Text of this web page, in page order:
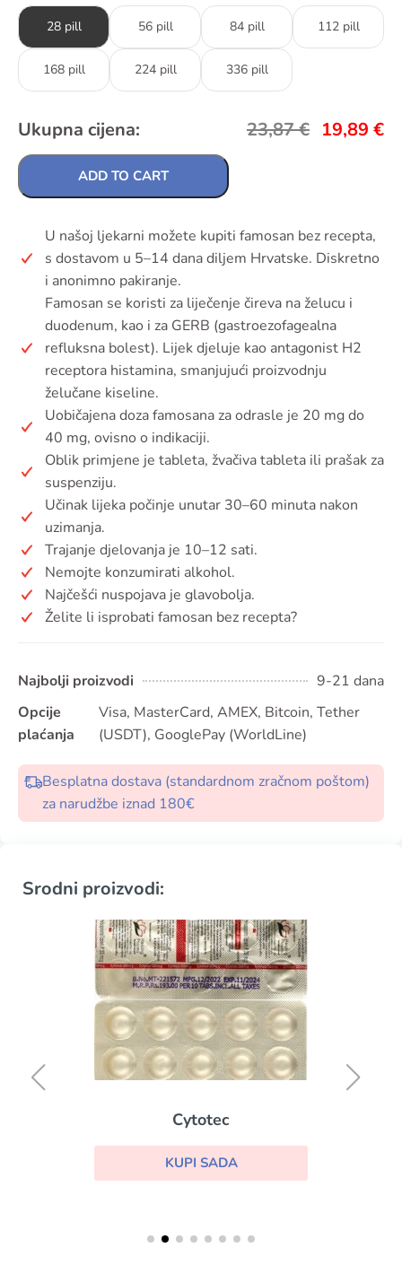
28 pill 56 pill 84 pill 112 pill
168 pill 224 pill 336 pill
Ukupna cijena: 23,87€ 19,89 €
ADD TO CART
U našoj ljekarni možete kupiti famosan bez recepta,
s dostavom u 5–14 dana diljem Hrvatske. Diskretno
i anonimno pakiranje.
Famosan se koristi za liječenje čireva na želucu i
duodenum, kao i za GERB (gastroezofagealna
refluksna bolest). Lijek djeluje kao antagonist H2
receptora histamina, smanjujući proizvodnju
želučane kiseline.
Uobičajena doza famosana za odrasle je 20 mg do
40 mg, ovisno o indikaciji.
Oblik primjene je tableta, žvačiva tableta ili prašak za
suspenziju.
Učinak lijeka počinje unutar 30–60 minuta nakon
uzimanja.
Trajanje djelovanja je 10–12 sati.
Nemojte konzumirati alkohol.
Najčešći nuspojava je glavobolja.
Želite li isprobati famosan bez recepta?
Najbolji proizvodi
9-21 dana
Opcije
plaćanja
Visa, MasterCard, AMEX, Bitcoin, Tether
(USDT), GooglePay (WorldLine)
Besplatna dostava (standardnom zračnom poštom)
za narudžbe iznad 180€
Srodni proizvodi:
Cytotec
KUPI SADA